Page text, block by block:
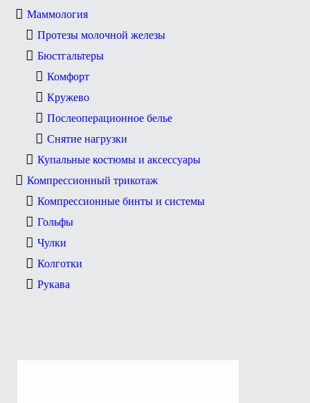
Маммология
Протезы молочной железы
Бюстгальтеры
Комфорт
Кружево
Послеоперационное белье
Снятие нагрузки
Купальные костюмы и аксессуары
Компрессионный трикотаж
Компрессионные бинты и системы
Гольфы
Чулки
Колготки
Рукава